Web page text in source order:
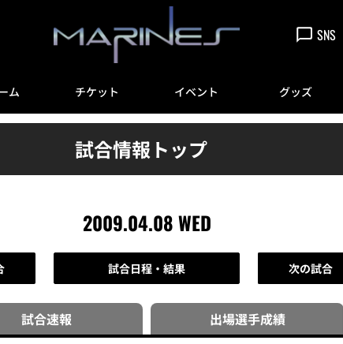
SNS
ム チケット イベント グッズ
試合情報トップ
2009.04.08 WED
試合日程・結果 次の試合
試合速報 出場選手成績